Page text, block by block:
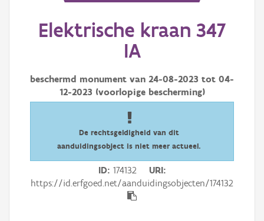
Erfgoedobject
Waarneming
Downloads
Elektrische kraan 347
IA
beschermd monument van 24-08-2023 tot 04-
12-2023 (voorlopige bescherming)
De rechtsgeldigheid van dit
aanduidingsobject is niet meer actueel.
ID 174132
URI
https://id.erfgoed.net/aanduidingsobjecten/174132